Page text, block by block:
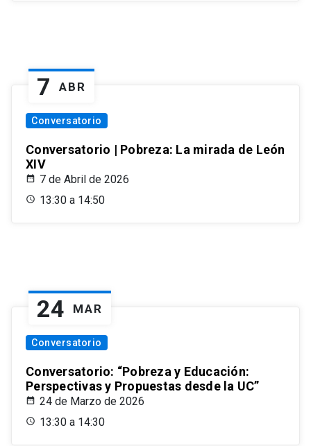
7 ABR
Conversatorio
Conversatorio | Pobreza: La mirada de León
XIV
7 de Abril de 2026
13:30 a 14:50
24 MAR
Conversatorio
Conversatorio: “Pobreza y Educación:
Perspectivas y Propuestas desde la UC”
24 de Marzo de 2026
13:30 a 14:30